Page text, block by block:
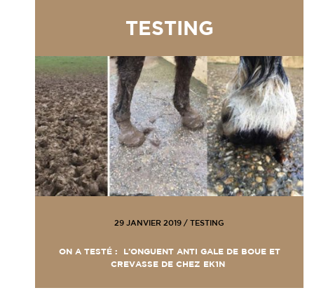
TESTING
29 JANVIER 2019 / TESTING
ON A TESTÉ : L’ONGUENT ANTI GALE DE BOUE ET
CREVASSE DE CHEZ EK1N